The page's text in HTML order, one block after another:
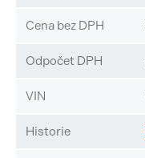
Cena bez DPH
Odpočet DPH
VIN
Historie